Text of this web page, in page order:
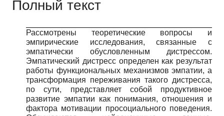
Полный текст
Рассмотрены теоретические вопросы и
эмпирические исследования, связанные с
эмпатически обусловленным дистрессом.
Эмпатический дистресс определен как результат
работы функциональных механизмов эмпатии, а
трансформация переживания такого дистресса,
по сути, представляет собой продуктивное
развитие эмпатии как понимания, отношения и
фактора мотивации просоциального поведения.